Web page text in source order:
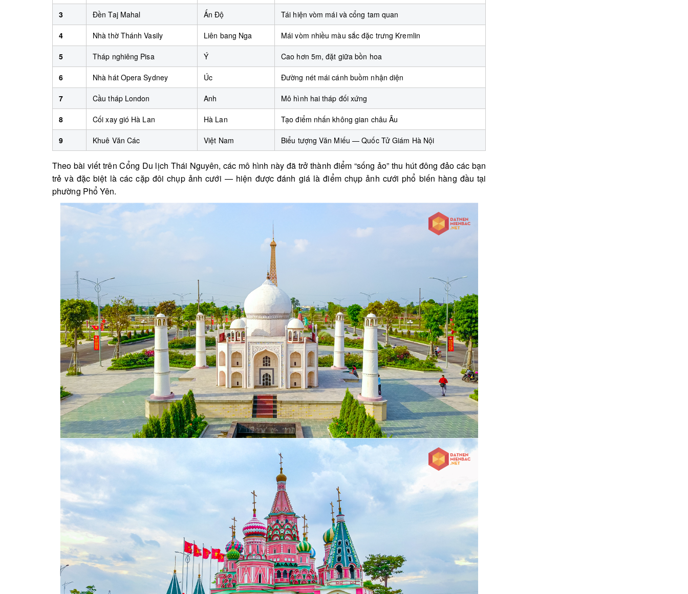
3 Đền Taj Mahal Ấn Độ Tái hiện vòm mái và cổng tam quan
4 Nhà thờ Thánh Vasily Liên bang Nga Mái vòm nhiều màu sắc đặc trưng Kremlin
5 Tháp nghiêng Pisa Ý Cao hơn 5m, đặt giữa bồn hoa
6 Nhà hát Opera Sydney Úc Đường nét mái cánh buồm nhận diện
7 Cầu tháp London Anh Mô hình hai tháp đối xứng
8 Cối xay gió Hà Lan Hà Lan Tạo điểm nhấn không gian châu Âu
9 Khuê Văn Các Việt Nam Biểu tượng Văn Miếu — Quốc Tử Giám Hà Nội
Theo bài viết trên Cổng Du lịch Thái Nguyên, các mô hình này đã trở thành điểm “sống ảo” thu hút đông đảo các bạn
trẻ và đặc biệt là các cặp đôi chụp ảnh cưới — hiện được đánh giá là điểm chụp ảnh cưới phổ biến hàng đầu tại
phường Phổ Yên.